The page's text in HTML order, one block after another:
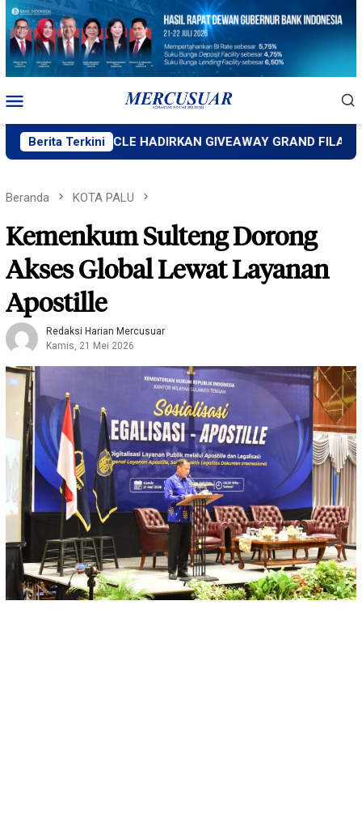
Loncat
konten
Mobile
Berita Terkini
CIRCLE HADIRKAN GIVEAWAY GRAND FILANO HYBRID
Beranda KOTA PALU
Kemenkum Sulteng Dorong
Akses Global Lewat Layanan
Apostille
Redaksi Harian Mercusuar
Kamis, 21 Mei 2026